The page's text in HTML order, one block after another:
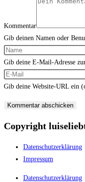
Kommentar
Gib deinen Namen oder
Gib deine E-Mail-Adresse
Gib deine Website-URL ein
Copyright
Datenschutzerklärung
Impressum
Datenschutzerklärung